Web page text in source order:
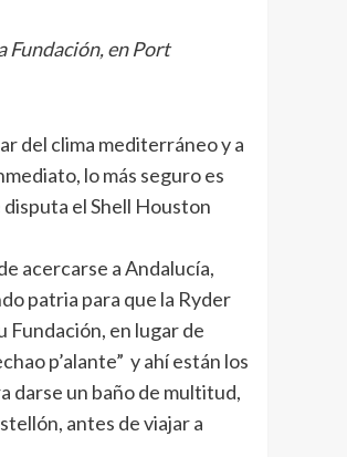
Fundación, en Port
del clima mediterráneo y a
lo más seguro es
el Shell Houston
acercarse a Andalucía,
patria para que la Ryder
Fundación, en lugar de
p’alante” y ahí están los
darse un baño de multitud,
antes de viajar a